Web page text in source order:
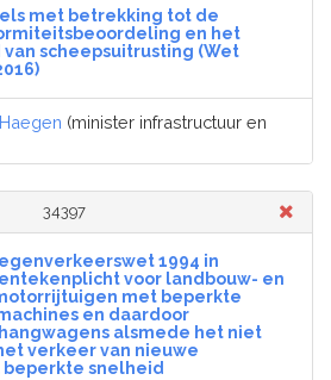
met betrekking tot de
en het
scheepsuitrusting (Wet
(minister infrastructuur en
34397
1994 in
voor landbouw- en
met beperkte
en daardoor
alsmede het niet
verkeer van nieuwe
snelheid